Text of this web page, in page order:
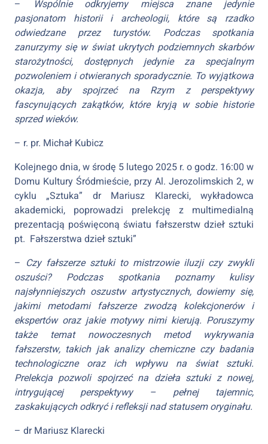
–
Wspólnie odkryjemy miejsca znane jedynie
pasjonatom historii i archeologii, które są rzadko
odwiedzane przez turystów. Podczas spotkania
zanurzymy się w świat ukrytych podziemnych skarbów
starożytności, dostępnych jedynie za specjalnym
pozwoleniem i otwieranych sporadycznie. To wyjątkowa
okazja, aby spojrzeć na Rzym z perspektywy
fascynujących zakątków, które kryją w sobie historie
sprzed wieków.
– r. pr. Michał Kubicz
Kolejnego dnia, w środę 5 lutego 2025 r. o godz. 16:00 w
Domu Kultury Śródmieście, przy Al. Jerozolimskich 2, w
cyklu „Sztuka” dr Mariusz Klarecki, wykładowca
akademicki, poprowadzi prelekcję z multimedialną
prezentacją poświęconą światu fałszerstw dzieł sztuki
pt. Fałszerstwa dzieł sztuki”
– Czy fałszerze sztuki to mistrzowie iluzji czy zwykli
oszuści? Podczas spotkania poznamy kulisy
najsłynniejszych oszustw artystycznych, dowiemy się,
jakimi metodami fałszerze zwodzą kolekcjonerów i
ekspertów oraz jakie motywy nimi kierują. Poruszymy
także temat nowoczesnych metod wykrywania
fałszerstw, takich jak analizy chemiczne czy badania
technologiczne oraz ich wpływu na świat sztuki.
Prelekcja pozwoli spojrzeć na dzieła sztuki z nowej,
intrygującej perspektywy – pełnej tajemnic,
zaskakujących odkryć i refleksji nad statusem oryginału.
– dr Mariusz Klarecki